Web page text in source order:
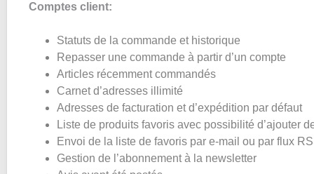
Comptes client:
Statuts de la commande et historique
Repasser une commande à partir d’un compte
Articles récemment commandés
Carnet d’adresses illimité
Adresses de facturation et d’expédition par défaut
Liste de produits favoris avec possibilité d’ajouter
Envoi de la liste de favoris par e-mail ou par flux
Gestion de l’abonnement à la newsletter